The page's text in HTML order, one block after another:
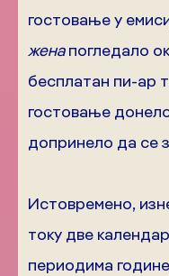
гостовање у
женапогледало
бесплатан пи-ар
гостовање
допринело да се
Истовремено,
току две
периодима